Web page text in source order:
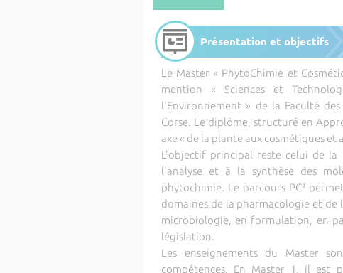
Présentation et objectifs
Le Master « PhytoChimie et
mention « Sciences et
l'Environnement » de la Faculté
Corse. Le diplôme, structuré en
axe « de la plante aux cosmétiques et
L'objectif principal reste celui de la
l'analyse et à la synthèse des
phytochimie. Le parcours PC²
domaines de la pharmacologie et
microbiologie, en formulation, en
législation.
Les enseignements du Master
compétences. En Master 1, il est